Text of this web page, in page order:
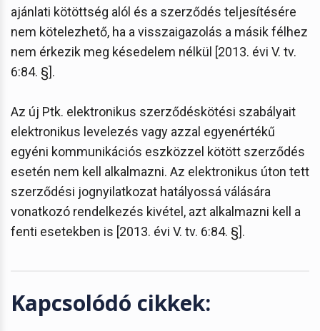
ajánlati kötöttség alól és a szerződés teljesítésére
nem kötelezhető, ha a visszaigazolás a másik félhez
nem érkezik meg késedelem nélkül [2013. évi V. tv.
6:84. §].
Az új Ptk. elektronikus szerződéskötési szabályait
elektronikus levelezés vagy azzal egyenértékű
egyéni kommunikációs eszközzel kötött szerződés
esetén nem kell alkalmazni. Az elektronikus úton tett
szerződési jognyilatkozat hatályossá válására
vonatkozó rendelkezés kivétel, azt alkalmazni kell a
fenti esetekben is [2013. évi V. tv. 6:84. §].
Kapcsolódó cikkek: